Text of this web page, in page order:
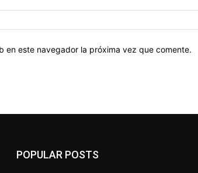
en este navegador la próxima vez que comente.
POPULAR POSTS